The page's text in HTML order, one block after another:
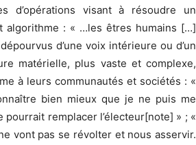
d’opérations visant à résoudre un
algorithme : « …les êtres humains […]
d’une voix intérieure ou d’un
matérielle, plus vaste et complexe,
à leurs communautés et sociétés : «
bien mieux que je ne puis me
remplacer l’électeur[note] » ; «
vont pas se révolter et nous asservir.